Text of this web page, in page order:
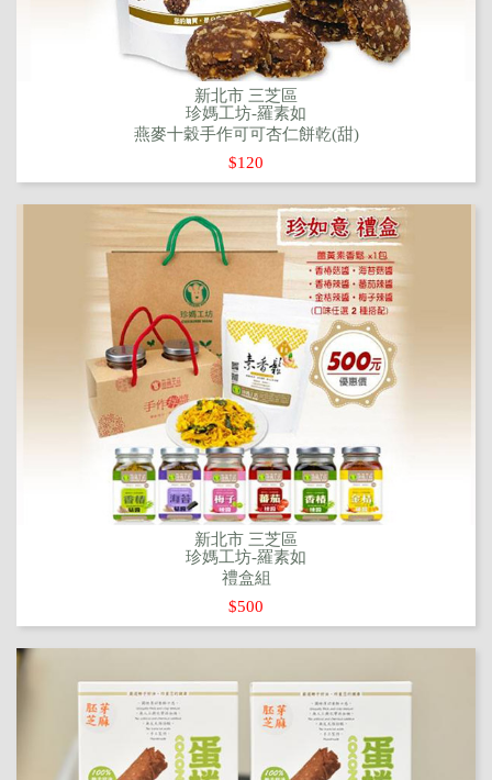
新北市 三芝區
珍媽工坊-羅素如
燕麥十穀手作可可杏仁餅乾(甜)
$120
新北市 三芝區
珍媽工坊-羅素如
禮盒組
$500